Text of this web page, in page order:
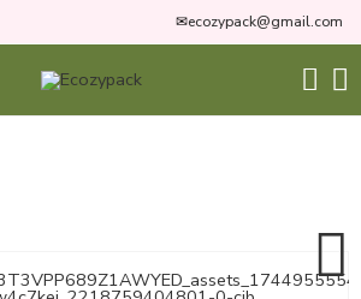
✉ecozypack@gmail.com